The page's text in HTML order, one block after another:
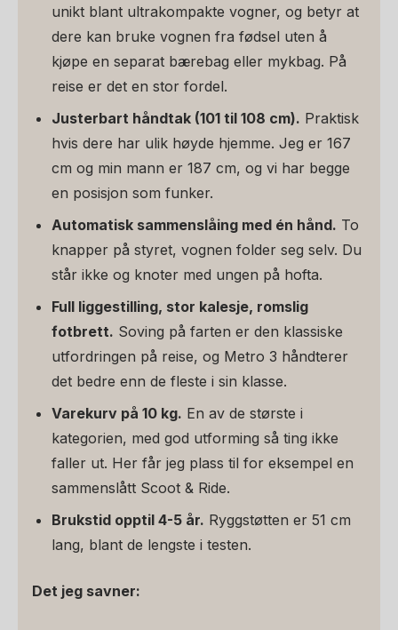
unikt blant ultrakompakte vogner, og betyr at
dere kan bruke vognen fra fødsel uten å
kjøpe en separat bærebag eller mykbag. På
reise er det en stor fordel.
Justerbart håndtak (101 til 108 cm). Praktisk
hvis dere har ulik høyde hjemme. Jeg er 167
cm og min mann er 187 cm, og vi har begge
en posisjon som funker.
Automatisk sammenslåing med én hånd. To
knapper på styret, vognen folder seg selv. Du
står ikke og knoter med ungen på hofta.
Full liggestilling, stor kalesje, romslig
fotbrett. Soving på farten er den klassiske
utfordringen på reise, og Metro 3 håndterer
det bedre enn de fleste i sin klasse.
Varekurv på 10 kg. En av de største i
kategorien, med god utforming så ting ikke
faller ut. Her får jeg plass til for eksempel en
sammenslått Scoot & Ride.
Brukstid opptil 4-5 år. Ryggstøtten er 51 cm
lang, blant de lengste i testen.
Det jeg savner: